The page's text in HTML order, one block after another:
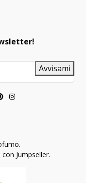
Avvisami
con Jumpseller.